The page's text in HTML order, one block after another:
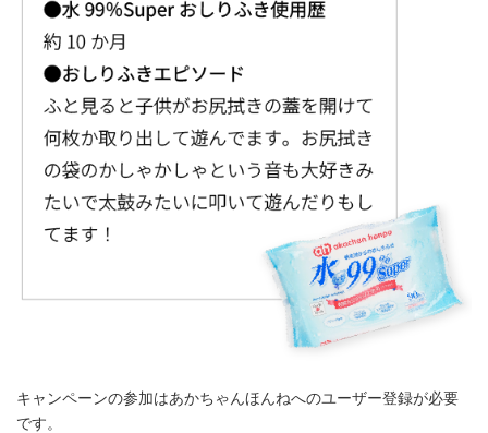
キャンペーンの参加はあかちゃんほんねへのユーザー登録が必要
です。